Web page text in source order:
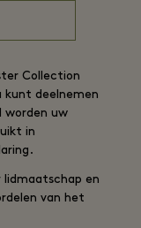
Collection
kunt deelnemen
worden uw
in
.
lidmaatschap en
van het